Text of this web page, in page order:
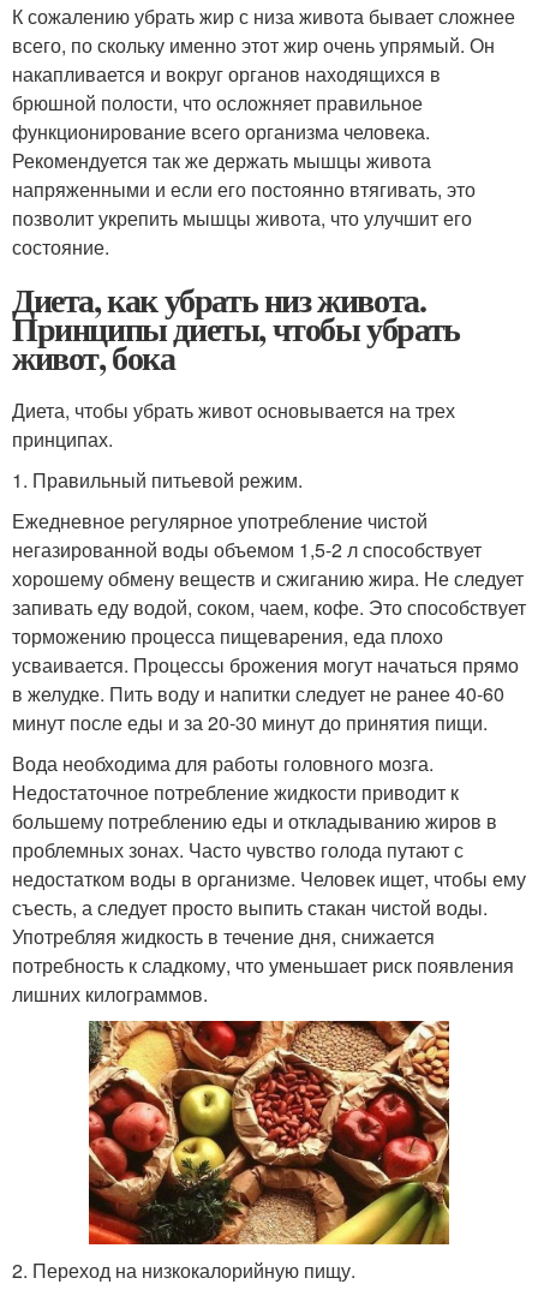
К сожалению убрать жир с низа живота бывает сложнее
всего, по скольку именно этот жир очень упрямый. Он
накапливается и вокруг органов находящихся в
брюшной полости, что осложняет правильное
функционирование всего организма человека.
Рекомендуется так же держать мышцы живота
напряженными и если его постоянно втягивать, это
позволит укрепить мышцы живота, что улучшит его
состояние.
Диета, как убрать низ живота.
Принципы диеты, чтобы убрать
живот, бока
Диета, чтобы убрать живот основывается на трех
принципах.
1. Правильный питьевой режим.
Ежедневное регулярное употребление чистой
негазированной воды объемом 1,5-2 л способствует
хорошему обмену веществ и сжиганию жира. Не следует
запивать еду водой, соком, чаем, кофе. Это способствует
торможению процесса пищеварения, еда плохо
усваивается. Процессы брожения могут начаться прямо
в желудке. Пить воду и напитки следует не ранее 40-60
минут после еды и за 20-30 минут до принятия пищи.
Вода необходима для работы головного мозга.
Недостаточное потребление жидкости приводит к
большему потреблению еды и откладыванию жиров в
проблемных зонах. Часто чувство голода путают с
недостатком воды в организме. Человек ищет, чтобы ему
съесть, а следует просто выпить стакан чистой воды.
Употребляя жидкость в течение дня, снижается
потребность к сладкому, что уменьшает риск появления
лишних килограммов.
2. Переход на низкокалорийную пищу.